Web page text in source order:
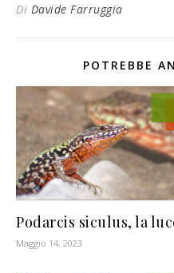
Di Davide Farruggia
POTREBBE
Podarcis siculus, la
Maggio 14, 2023